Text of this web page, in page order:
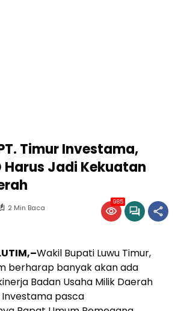
PT. Timur Investama,
Harus Jadi Kekuatan
2 Min Baca
985
Wakil Bupati Luwu Timur,
berharap banyak akan ada
Badan Usaha Milik Daerah
Investama pasca